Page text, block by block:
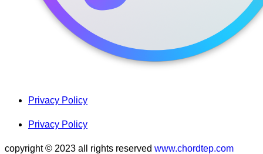
Privacy Policy
Privacy Policy
copyright © 2023 all rights reserved www.chordtep.com